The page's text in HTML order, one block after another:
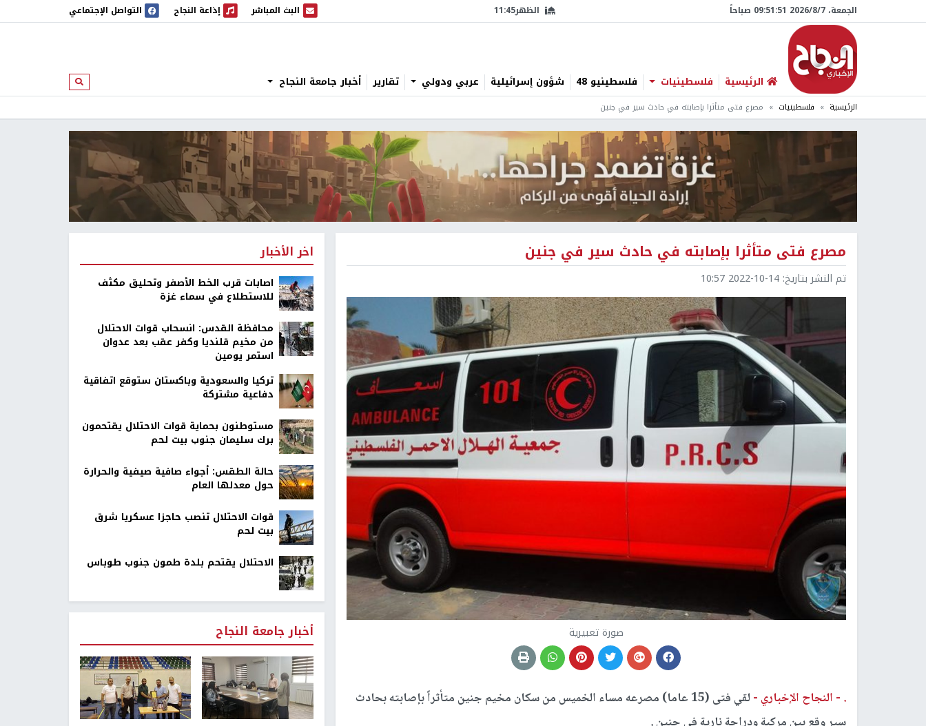
الجمعة، 7/‏8/‏2026 09:51:52 صباحاً الظهر11:45 البث المباشر
البث المباشر إذاعة النجاح
إذاعة النجاح التواصل الإجتماعي
الرئيسية فلسطينيات فلسطينيو 48 شؤون إسرائيلية عربي ودولي تقارير أخبار جامعة النجاح ابحث
الرئيسية فلسطينيات مصرع فتى متأثرا بإصابته في حادث سير في جنين
مصرع فتى متأثرا بإصابته في حادث سير في جنين
تم النشر بتاريخ: 2022-10-14 10:57
صورة تعبيرية
. - النجاح الإخباري -
لقي فتى (15 عاما) مصرعه مساء الخميس من سكان مخيم جنين متأثراً بإصابته بحادث
اخر الأخبار
اصابات قرب الخط الأصفر وتحليق مكثف
للاستطلاع في سماء غزة
محافظة القدس: انسحاب قوات الاحتلال
من مخيم قلنديا وكفر عقب بعد عدوان
استمر يومين
تركيا والسعودية وباكستان ستوقع اتفاقية
دفاعية مشتركة
مستوطنون بحماية قوات الاحتلال يقتحمون
برك سليمان جنوب بيت لحم
حالة الطقس: أجواء صافية صيفية والحرارة
حول معدلها العام
قوات الاحتلال تنصب حاجزا عسكريا شرق
بيت لحم
الاحتلال يقتحم بلدة طمون جنوب طوباس
أخبار جامعة النجاح